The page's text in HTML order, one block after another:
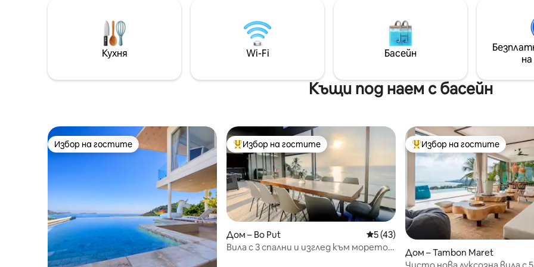
търсят спокойно, но изискано
изживяване на острова. Вилата
разполага с просторни вътрешни и
външни жилищни помещения,
5 спални, всяка със собствена баня,
пространство.
Кухня Wi-Fi Басейн
Къщи под наем с басейн
Избор на гостите
Избор на гостите Най-популярен избор на гостите
Избор на гостите
Дом – Bo Put Средна оценка: 5 от 5, 43 отзива
5 (43)
Вила с 3 спални и изглед към морето |
Най-популярен избор на
Избор на гостите
Дом – Tambon Maret